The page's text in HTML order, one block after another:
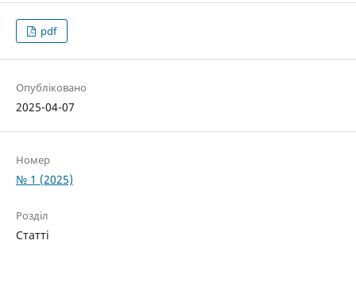
pdf
Опубліковано
2025-04-07
Номер
№ 1 (2025)
Розділ
Статті